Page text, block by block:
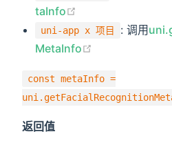
taInfo
uni-app x 项目 : 调用
MetaInfo
const metaInfo =
返回值